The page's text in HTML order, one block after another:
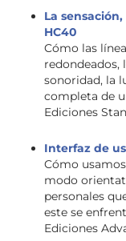
La
HC40
Cómo las
redondeados,
sonoridad, la
completa de
Ediciones
Interfaz de
Cómo
modo
personales
este se
Ediciones